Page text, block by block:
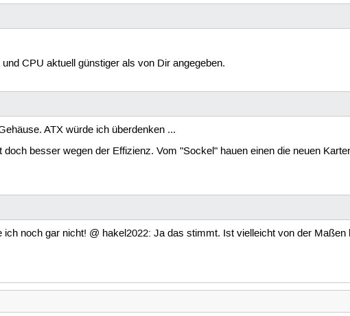
Case mit Type-C,
Y6
CPU aktuell günstiger als von Dir angegeben.
ATX würde ich überdenken ...
besser wegen der Effizienz. Vom "Sockel" hauen einen die neuen
noch gar nicht! @ hakel2022: Ja das stimmt. Ist vielleicht von der Maßen